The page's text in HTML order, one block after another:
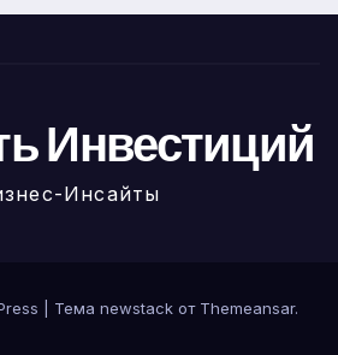
Инвестиций
Инсайты
Тема newstack от Themeansar.